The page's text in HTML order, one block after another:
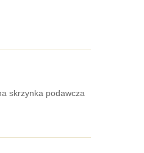
skrzynka podawcza